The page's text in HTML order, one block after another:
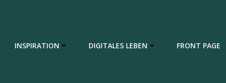
INSPIRATION DIGITALES LEBEN FRONT PAGE